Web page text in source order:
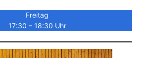
Freitag
17:30 – 18:30 Uhr